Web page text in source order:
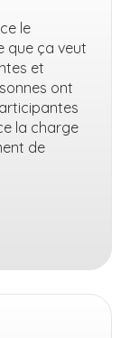
le
que ça veut
et
ont
la charge
de